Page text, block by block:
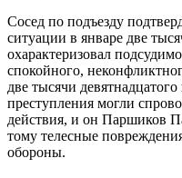
Сосед по подъезду
ситуации в январе две
охарактеризовал
спокойного,
две тысячи девятнадцатого
преступления могли
действия, и он Паршиков
тому телесные
обороны.